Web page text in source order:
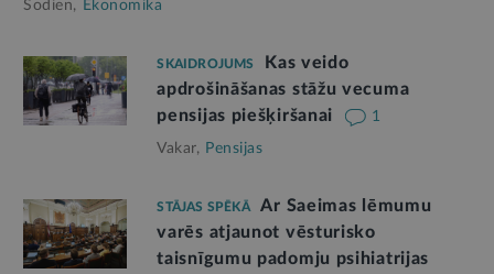
Šodien, Ekonomika
SKAIDROJUMS
Kas veido
apdrošināšanas stāžu vecuma
pensijas piešķiršanai
1
Vakar, Pensijas
STĀJAS SPĒKĀ
Ar Saeimas lēmumu
varēs atjaunot vēsturisko
taisnīgumu padomju psihiatrijas